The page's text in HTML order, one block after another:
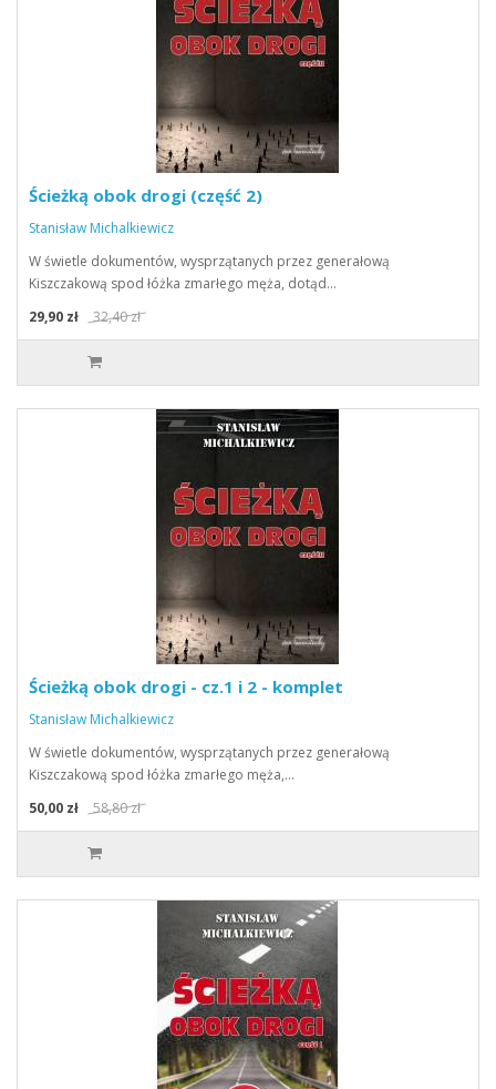
Ścieżką obok drogi (część 2)
Stanisław Michalkiewicz
W świetle dokumentów, wysprzątanych przez generałową
Kiszczakową spod łóżka zmarłego męża, dotąd…
29,90 zł
32,40 zł
Ścieżką obok drogi - cz.1 i 2 - komplet
Stanisław Michalkiewicz
W świetle dokumentów, wysprzątanych przez generałową
Kiszczakową spod łóżka zmarłego męża,…
50,00 zł
58,80 zł